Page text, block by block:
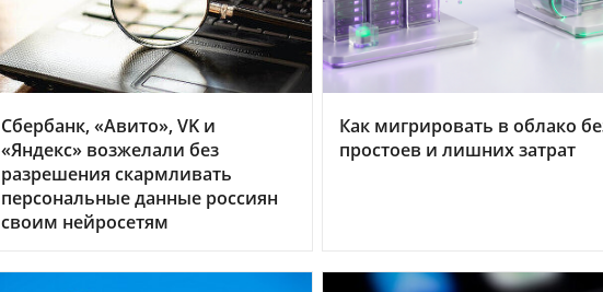
Сбербанк, «Авито», VK и
«Яндекс» возжелали без
разрешения скармливать
персональные данные россиян
своим нейросетям
Как мигрировать в облако
простоев и лишних затрат